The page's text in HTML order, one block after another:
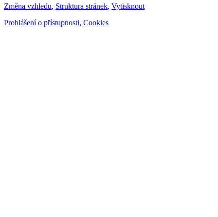
Změna vzhledu, Struktura stránek, Vytisknout
Prohlášení o přístupnosti, Cookies